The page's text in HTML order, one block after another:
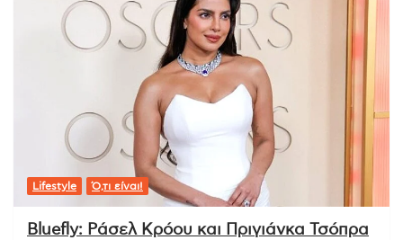
Lifestyle Ό,τι είναι!
Bluefly: Ράσελ Κρόου και Πριγιάνκα Τσόπρα